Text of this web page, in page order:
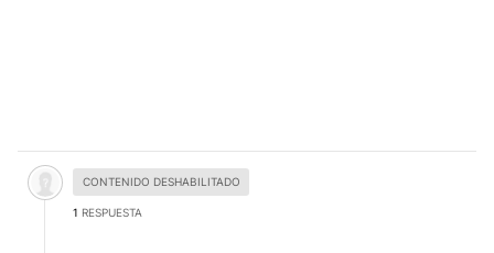
Comentario desactivado.
CONTENIDO DESHABILITADO
1 RESPUESTA